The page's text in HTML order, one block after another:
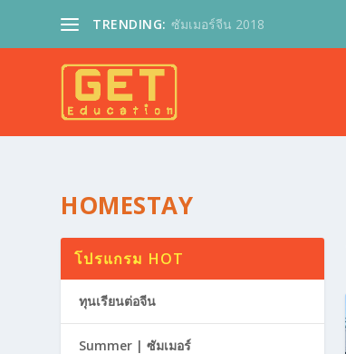
TRENDING: ซัมเมอร์จีน 2018
HOMESTAY
โปรแกรม HOT
ทุนเรียนต่อจีน
Summer | ซัมเมอร์